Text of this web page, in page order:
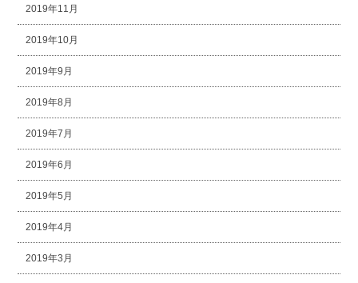
2019年11月
2019年10月
2019年9月
2019年8月
2019年7月
2019年6月
2019年5月
2019年4月
2019年3月